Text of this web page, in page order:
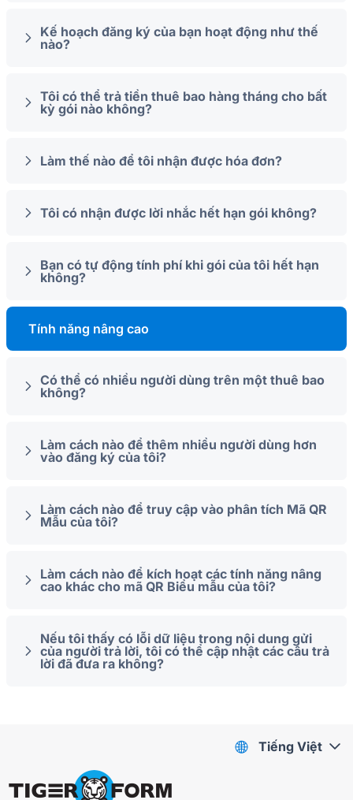
Kế hoạch đăng ký của bạn hoạt động như thế
nào?
Tôi có thể trả tiền thuê bao hàng tháng cho bất
kỳ gói nào không?
Làm thế nào để tôi nhận được hóa đơn?
Tôi có nhận được lời nhắc hết hạn gói không?
Bạn có tự động tính phí khi gói của tôi hết hạn
không?
Tính năng nâng cao
Có thể có nhiều người dùng trên một thuê bao
không?
Làm cách nào để thêm nhiều người dùng hơn
vào đăng ký của tôi?
Làm cách nào để truy cập vào phân tích Mã QR
Mẫu của tôi?
Làm cách nào để kích hoạt các tính năng nâng
cao khác cho mã QR Biểu mẫu của tôi?
Nếu tôi thấy có lỗi dữ liệu trong nội dung gửi
của người trả lời, tôi có thể cập nhật các câu trả
lời đã đưa ra không?
Tiếng Việt